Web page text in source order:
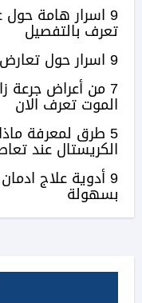
9 اسرار هامة
تعرف بالتفصيل
9 اسرار حول تعارض ليريكا مع القهوه تعرف الان
7 من أعراض
الموت تعرف الان
5 طرق لمعرفة
الكريستال عند
9 أدوية علاج
بسهولة